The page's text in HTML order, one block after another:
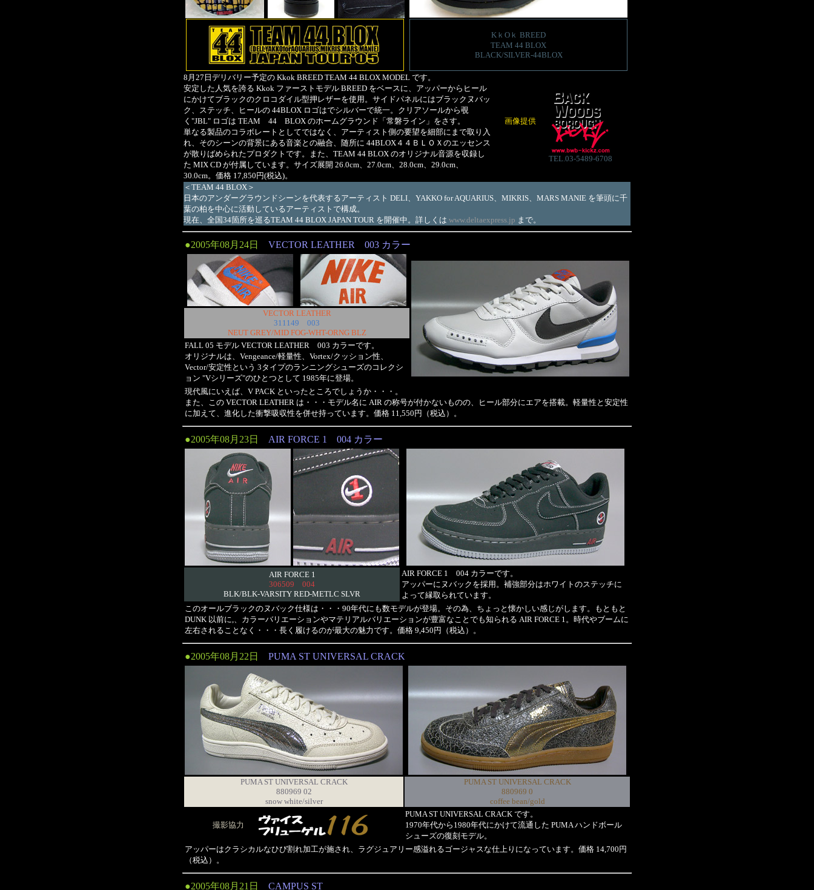
KｋOｋ BREED
TEAM 44 BLOX
BLACK/SILVER-44BLOX
8月27日デリバリー予定の Kkok BREED TEAM 44 BLOX MODEL です。
安定した人気を誇る Kkok ファーストモデル BREED をベースに、アッパーからヒール
にかけてブラックのクロコダイル型押レザーを使用。サイドパネルにはブラックヌバッ
ク、ステッチ、ヒールの 44BLOX ロゴはでシルバーで統一。クリアソールから覗
く"JBL" ロゴは TEAM 44 BLOX のホームグラウンド「常磐ライン」をさす。
単なる製品のコラボレートとしてではなく、アーティスト側の要望を細部にまで取り入
れ、そのシーンの背景にある音楽との融合、随所に 44BLOX４４ＢＬＯＸのエッセンス
が散りばめられたプロダクトです。また、TEAM 44 BLOX のオリジナル音源を収録し
た MIX CD が付属しています。サイズ展開 26.0cm、27.0cm、28.0cm、29.0cm、
30.0cm。価格 17,850円(税込)。
画像提供
TEL.03-5489-6708
＜TEAM 44 BLOX＞
日本のアンダーグラウンドシーンを代表するアーティスト DELI、YAKKO for AQUARIUS、MIKRIS、MARS MANIE を筆頭に千
葉の柏を中心に活動しているアーティストで構成。
現在、全国34箇所を巡るTEAM 44 BLOX JAPAN TOUR を開催中。詳しくは www.deltaexpress.jp まで。
●2005年08月24日 VECTOR LEATHER 003 カラー
VECTOR LEATHER
311149 003
NEUT GREY/MID FOG-WHT-ORNG BLZ
FALL 05 モデル VECTOR LEATHER 003 カラーです。
オリジナルは、Vengeance/軽量性、Vortex/クッション性、
Vector/安定性という 3タイプのランニングシューズのコレクシ
ョン "Vシリーズ"のひとつとして 1985年に登場。
現代風にいえば、V PACK といったところでしょうか・・・。
また、この VECTOR LEATHER は・・・モデル名に AIR の称号が付かないものの、ヒール部分にエアを搭載。軽量性と安定性
に加えて、進化した衝撃吸収性を併せ持っています。価格 11,550円（税込）。
●2005年08月23日 AIR FORCE 1 004 カラー
AIR FORCE 1
306509 004
BLK/BLK-VARSITY RED-METLC SLVR
AIR FORCE 1 004 カラーです。
アッパーにヌバックを採用。補強部分はホワイトのステッチに
よって縁取られています。
このオールブラックのヌバック仕様は・・・90年代にも数モデルが登場。その為、ちょっと懐かしい感じがします。もともと
DUNK 以前に,、カラーバリエーションやマテリアルバリエーションが豊富なことでも知られる AIR FORCE 1。時代やブームに
左右されることなく・・・長く履けるのが最大の魅力です。価格 9,450円（税込）。
●2005年08月22日 PUMA ST UNIVERSAL CRACK
PUMA ST UNIVERSAL CRACK
880969 02
snow white/silver
PUMA ST UNIVERSAL CRACK
880969 0
coffee bean/gold
撮影協力
PUMA ST UNIVERSAL CRACK です。
1970年代から1980年代にかけて流通した PUMA ハンドボール
シューズの復刻モデル。
アッパーはクラシカルなひび割れ加工が施され、ラグジュアリー感溢れるゴージャスな仕上りになっています。価格 14,700円
（税込）。
●2005年08月21日 CAMPUS ST